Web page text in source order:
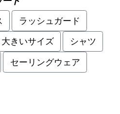
ラッシュガード
大きいサイズ
シャツ
セーリングウェア